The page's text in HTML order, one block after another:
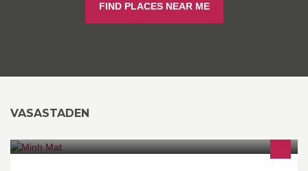
FIND PLACES NEAR ME
VASASTADEN